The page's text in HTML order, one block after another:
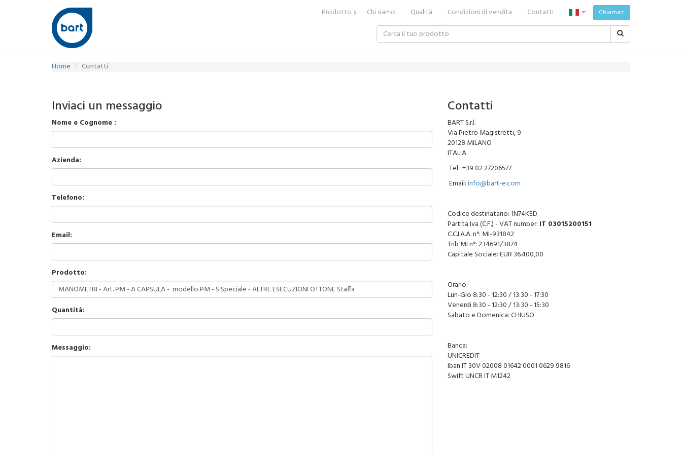
Prodotto Chi siamo Qualità Condizioni di vendita Contatti Chiamaci
Home Contatti
Inviaci un messaggio
Nome e Cognome :
Azienda:
Telefono:
Email:
Prodotto:
Quantità:
Messaggio:
Contatti
BART S.r.l.
Via Pietro Magistretti, 9
20128 MILANO
ITALIA
Tel.: +39 02 27206577
Email:info@bart-e.com
Codice destinatario: 1N74KED
Partita Iva (C.F.) - VAT number: IT 03015200151
C.C.I.A.A. n°: MI-931842
Trib MI n°: 234691/3874
Capitale Sociale: EUR 36.400,00
Orario:
Lun-Gio 8:30 - 12:30 / 13:30 - 17:30
Venerdi 8:30 - 12:30 / 13:30 - 15:30
Sabato e Domenica: CHIUSO
Banca:
UNICREDIT
Iban IT 30V 02008 01642 0001 0629 9816
Swift UNCR IT M1242